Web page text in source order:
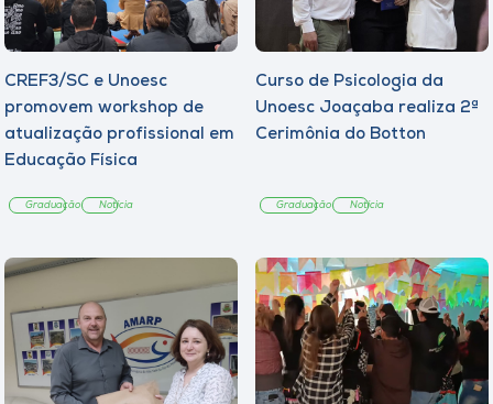
CREF3/SC e Unoesc
promovem workshop de
atualização profissional em
Educação Física
Graduação Notícia
Curso de Psicologia da
Unoesc Joaçaba realiza 2ª
Cerimônia do Botton
Graduação Notícia